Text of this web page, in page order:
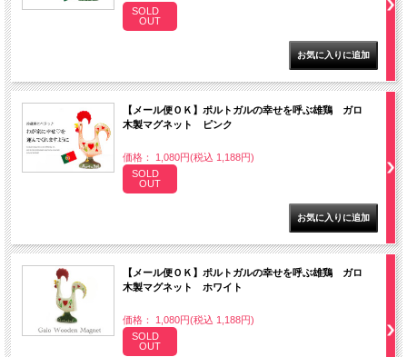
SOLD
OUT
【メール便ＯＫ】ポルトガルの幸せを呼ぶ雄鶏 ガロ
木製マグネット ピンク
価格： 1,080円(税込 1,188円)
SOLD
OUT
【メール便ＯＫ】ポルトガルの幸せを呼ぶ雄鶏 ガロ
木製マグネット ホワイト
価格： 1,080円(税込 1,188円)
SOLD
OUT